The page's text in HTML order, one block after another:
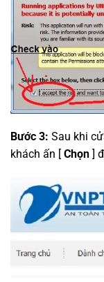
Bước 3: Sau khi
khách ấn [ Chọn ]